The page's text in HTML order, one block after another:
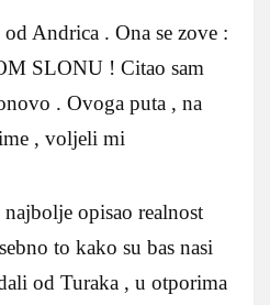
Andrica . Ona se zove :
SLONU ! Citao sam
. Ovoga puta , na
, voljeli mi
opisao realnost
to kako su bas nasi
od Turaka , u otporima